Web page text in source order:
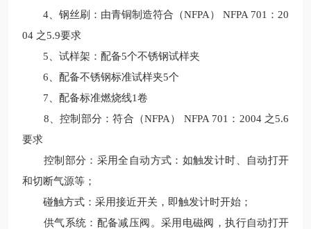
4、钢丝刷：由青铜制造符合（NFPA） NFPA 701：20
04 之5.9要求
5、试样架：配备5个不锈钢试样夹
6、配备不锈钢标准试样夹5个
7、配备标准燃烧线1卷
8、控制部分：符合（NFPA） NFPA 701：2004 之5.6
要求
控制部分：采用全自动方式：如触发计时、自动打开
和切断气源等；
碰触方式：采用接近开关，即触发计时开始；
供气系统：配备减压阀。采用电磁阀，执行自动打开